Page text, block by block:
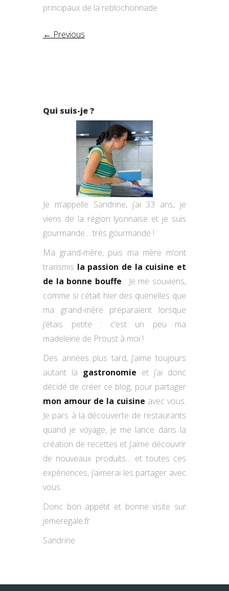
principaux de la reblochonnade
← Previous
Qui suis-je ?
Je m’appelle Sandrine, j’ai 33 ans, je
viens de la région lyonnaise et je suis
gourmande… très gourmande !
Ma grand-mère, puis ma mère m’ont
transmis la passion de la cuisine et
de la bonne bouffe : Je me souviens,
comme si cétait hier des quenelles que
ma grand-mère préparaient lorsque
j’étais petite : c’est un peu ma
madeleine de Proust à moi !
Des années plus tard, j’aime toujours
autant la gastronomie et j’ai donc
décidé de créer ce blog, pour partager
mon amour de la cuisine avec vous.
Je pars à la découverte de restaurants
quand je voyage, je me lance dans la
création de recettes et j’aime découvrir
de nouveaux produits… et toutes ces
expériences, j’aimerai les partager avec
vous.
Donc bon appétit et bonne visite sur
jemeregale.fr
Sandrine